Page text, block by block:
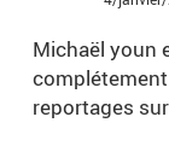
Michaël youn
reportages